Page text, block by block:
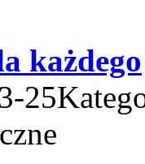
każdego
25